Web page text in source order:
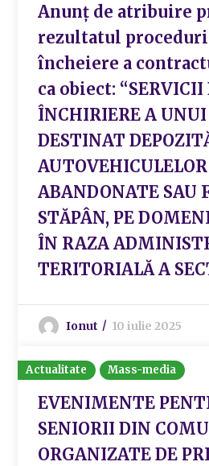
Anunț de atribuire
rezultatul
încheiere a
ca obiect: “SERVICII
ÎNCHIRIERE A
DESTINAT
AUTOVEHICULELOR
ABANDONATE SAU
STĂPÂN, PE
ÎN RAZA
TERITORIALĂ A
Ionut 10 iulie 2025
Actualitate Mass-media
EVENIMENTE
SENIORII DIN
ORGANIZATE DE